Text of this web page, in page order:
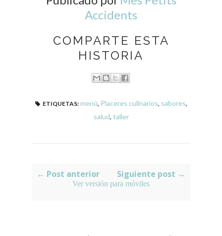
Accidents
COMPARTE ESTA
HISTORIA
ETIQUETAS: menú, Placeres culinarios, sabores,
salud, taller
← Post anterior Siguiente post →
Ver versión para móviles